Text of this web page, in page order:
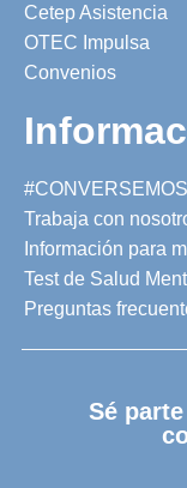
Cetep Asistencia
OTEC Impulsa
Convenios
Trabaja con
Información para
Test de Salud
Preguntas
Sé